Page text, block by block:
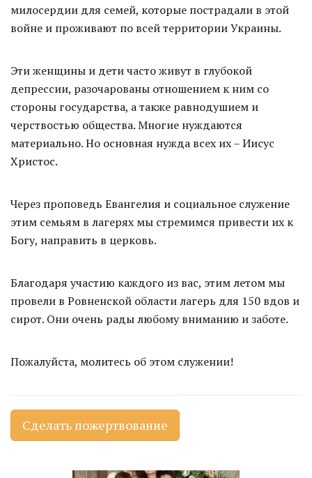
милосердии для семей, которые пострадали в этой
войне и проживают по всей территории Украины.
Эти женщины и дети часто живут в глубокой
депрессии, разочарованы отношением к ним со
стороны государства, а также равнодушием и
черствостью общества. Многие нуждаются
материально. Но основная нужда всех их – Иисус
Христос.
Через проповедь Евангелия и социальное служение
этим семьям в лагерях мы стремимся привести их к
Богу, направить в церковь.
Благодаря участию каждого из вас, этим летом мы
провели в Ровненской области лагерь для 150 вдов и
сирот. Они очень рады любому вниманию и заботе.
Пожалуйста, молитесь об этом служении!
Сделать пожертвование